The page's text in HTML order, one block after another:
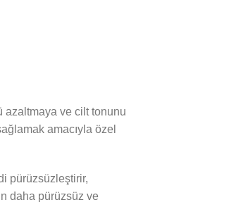
azaltmaya ve cilt tonunu
amacıyla özel
pürüzsüzleştirir,
daha pürüzsüz ve